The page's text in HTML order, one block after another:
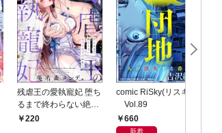
残虐王の愛執寵妃 堕ち
るまで終わらない絶頂
夜伽で囚われて（分冊
220
comic RiSky(リスキー)
Vol.89
660
新着